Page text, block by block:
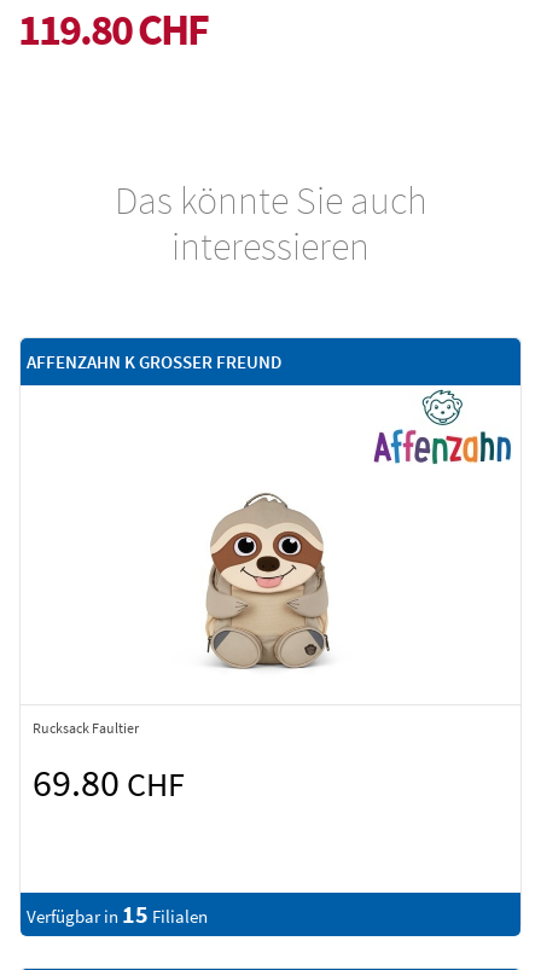
119.80 CHF
Das könnte Sie auch
interessieren
AFFENZAHN K GROSSER FREUND
Rucksack Faultier
69.80 CHF
Verfügbar in 15 Filialen